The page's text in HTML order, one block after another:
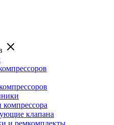
клапана
и ремкомплекты